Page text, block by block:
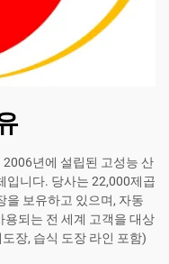
년에 설립된 고성능 산
입니다. 당사는 22,000제곱
을 보유하고 있으며, 자동
용되는 전 세계 고객을 대상
장, 습식 도장 라인 포함)